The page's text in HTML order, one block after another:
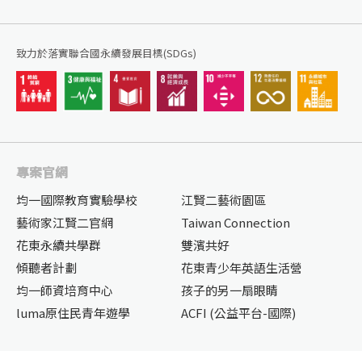
致力於落實聯合國永續發展目標(SDGs)
專案官網
均一國際教育實驗學校
江賢二藝術園區
藝術家江賢二官網
Taiwan Connection
花東永續共學群
雙濱共好
傾聽者計劃
花東青少年英語生活營
均一師資培育中心
孩子的另一扇眼睛
luma原住民青年遊學
ACFI (公益平台-國際)